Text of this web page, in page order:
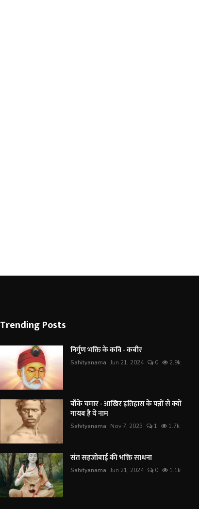
Trending Posts
निर्गुण भक्ति के कवि - कबीर
Sahityanama Jun 21, 2024 0 2.9k
बाँके चमार - आखिर इतिहास के पन्नों से क्यों
गायब है ये नाम
Sahityanama Nov 7, 2023 1 1.7k
संत सहजोबाई की भक्ति साधना
Sahityanama Jun 21, 2024 0 1.1k